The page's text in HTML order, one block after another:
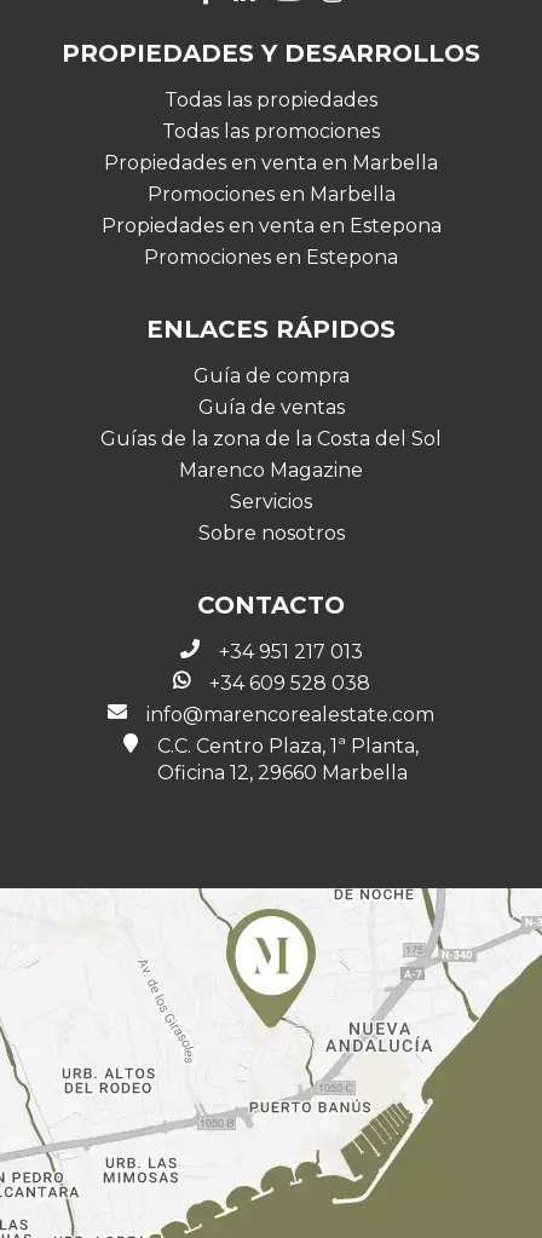
PROPIEDADES Y DESARROLLOS
Todas las propiedades
Todas las promociones
Propiedades en venta en Marbella
Promociones en Marbella
Propiedades en venta en Estepona
Promociones en Estepona
ENLACES RÁPIDOS
Guía de compra
Guía de ventas
Guías de la zona de la Costa del Sol
Marenco Magazine
Servicios
Sobre nosotros
CONTACTO
+34 951 217 013
+34 609 528 038
info@marencorealestate.com
C.C. Centro Plaza, 1ª Planta,
Oficina 12, 29660 Marbella